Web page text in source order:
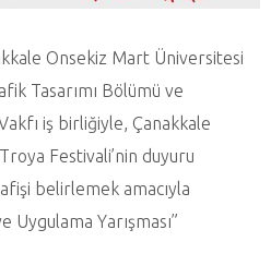
Onsekiz Mart Üniversitesi
Tasarımı Bölümü ve
iş birliğiyle, Çanakkale
Festivali’nin duyuru
belirlemek amacıyla
Uygulama Yarışması”